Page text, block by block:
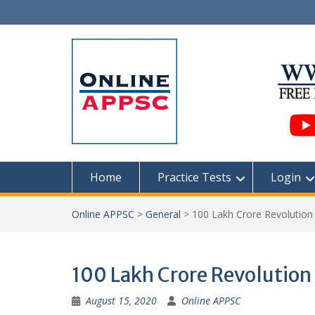
to
Home Practice Tests Login
Online APPSC > General > 100 Lakh Crore
100 Lakh Crore
August 15, 2020 Online APPSC